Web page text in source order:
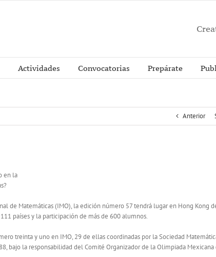
Actividades Convocatorias Prepárate
Anterior
en la
de Matemáticas (IMO), la edición número 57 tendrá lugar en Hong Kong
países y la participación de más de 600 alumnos.
treinta y uno en IMO, 29 de ellas coordinadas por la Sociedad
bajo la responsabilidad del Comité Organizador de la Olimpiada Mexicana